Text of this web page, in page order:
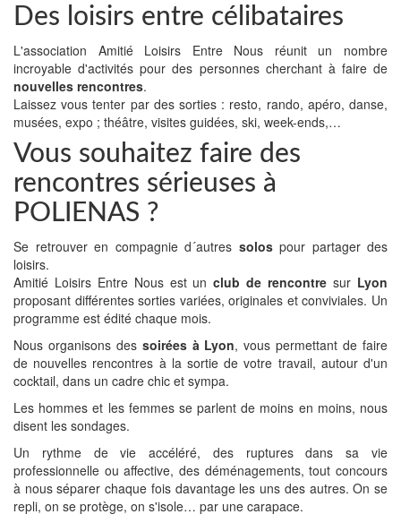
Des loisirs entre célibataires
L'association Amitié Loisirs Entre Nous réunit un nombre
incroyable d'activités pour des personnes cherchant à faire de
nouvelles rencontres.
Laissez vous tenter par des sorties : resto, rando, apéro, danse,
musées, expo ; théâtre, visites guidées, ski, week-ends,…
Vous souhaitez faire des
rencontres sérieuses à
POLIENAS ?
Se retrouver en compagnie d´autres solospour partager des
loisirs.
Amitié Loisirs Entre Nous est unclub de rencontre sur Lyon
proposant différentes sorties variées, originales et conviviales. Un
programme est édité chaque mois.
Nous organisons des soirées à Lyon, vous permettant de faire
de nouvelles rencontres à la sortie de votre travail, autour d'un
cocktail, dans un cadre chic et sympa.
Les hommes et les femmes se parlent de moins en moins, nous
disent les sondages.
Un rythme de vie accéléré, des ruptures dans sa vie
professionnelle ou affective, des déménagements, tout concours
à nous séparer chaque fois davantage les uns des autres. On se
repli, on se protège, on s'isole… par une carapace.